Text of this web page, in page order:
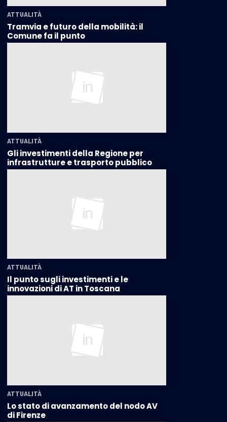
ATTUALITÀ
Tramvia e futuro della mobilità: il
Comune fa il punto
ATTUALITÀ
Gli investimenti della Regione per
infrastrutture e trasporto pubblico
ATTUALITÀ
Il punto sugli investimenti e le
innovazioni di AT in Toscana
ATTUALITÀ
Lo stato di avanzamento del nodo AV
di Firenze